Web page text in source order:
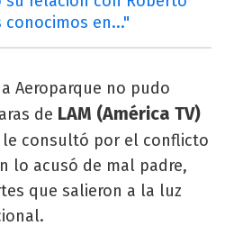
conocimos en..."
Aeroparque no pudo
de LAM (América TV)
le consultó por el conflicto
lo acusó de mal padre,
que salieron a la luz